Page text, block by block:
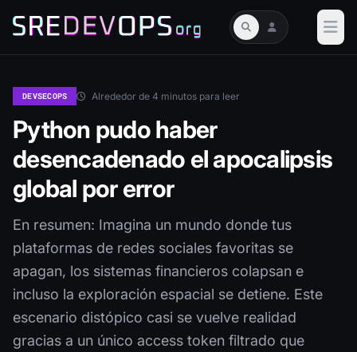
DEVSECOPS Alrededor de 4 minutos para leer
Python pudo haber
desencadenado el apocalipsis
global por error
En resumen: Imagina un mundo donde tus
plataformas de redes sociales favoritas se
apagan, los sistemas financieros colapsan e
incluso la exploración espacial se detiene. Este
escenario distópico casi se vuelve realidad
gracias a un único access token filtrado que